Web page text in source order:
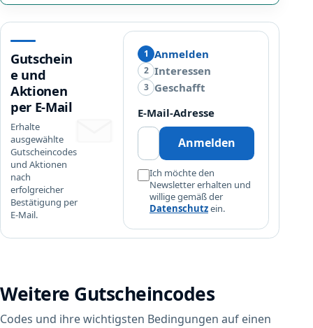
t
t
–
ab
0€,
Neu-
und
gültig
Gutschein
e und
Aktionen
per E-Mail
Erhalte
ausgewählte
Gutscheincodes
und Aktionen
nach
erfolgreicher
Bestätigung per
E-Mail.
1 Anmelden
2 Interessen
3 Geschafft
E-Mail-Adresse
Anmelden
Ich möchte den
Newsletter erhalten und
willige gemäß der
Datenschutzein.
Weitere Gutscheincodes
Codes und ihre wichtigsten Bedingungen auf einen